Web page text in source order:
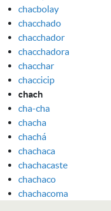
chacbolay
chacchado
chacchador
chacchadora
chacchar
chaccicip
chach
cha-cha
chacha
chachá
chachaca
chachacaste
chachaco
chachacoma